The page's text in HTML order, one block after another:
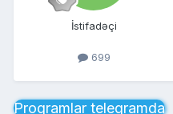
İstifadəçi
699
Proqramlar telegramda